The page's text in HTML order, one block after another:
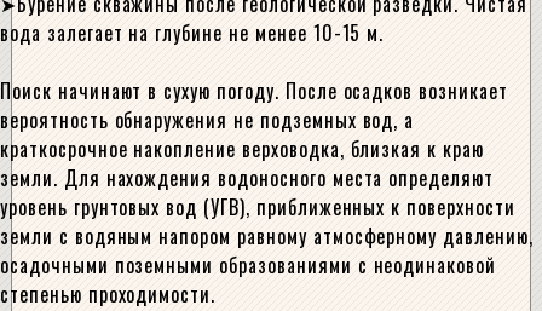
вода залегает на глубине не менее 10-15 м.
Поиск начинают в сухую погоду. После осадков возникает
вероятность обнаружения не подземных вод, а
краткосрочное накопление верховодка, близкая к краю
земли. Для нахождения водоносного места определяют
уровень грунтовых вод (УГВ), приближенных к поверхности
земли с водяным напором равному атмосферному давлению,
осадочными поземными образованиями с неодинаковой
степенью проходимости.